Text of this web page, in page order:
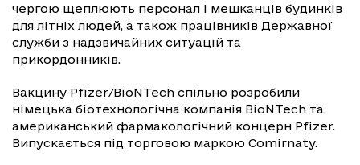
чергою щеплюють персонал і мешканців будинків
для літніх людей, а також працівників Державної
служби з надзвичайних ситуацій та
прикордонників.
Вакцину Pfizer/BioNTech спільно розробили
німецька біотехнологічна компанія BioNTech та
американський фармакологічний концерн Pfizer.
Випускається під торговою маркою Comirnaty.